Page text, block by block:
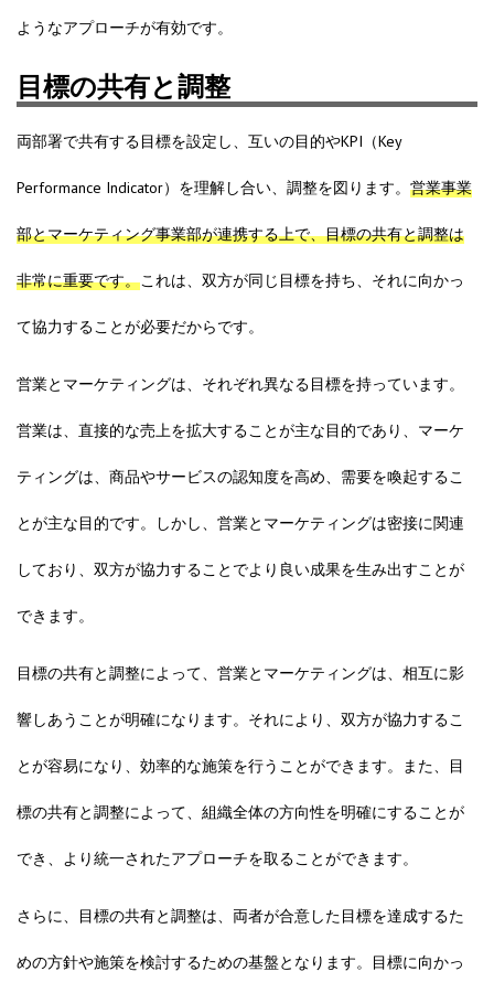
ようなアプローチが有効です。
目標の共有と調整
両部署で共有する目標を設定し、互いの目的やKPI（Key
Performance Indicator）を理解し合い、調整を図ります。 営業事業
部とマーケティング事業部が連携する上で、目標の共有と調整は
非常に重要です。これは、双方が同じ目標を持ち、それに向かっ
て協力することが必要だからです。
営業とマーケティングは、それぞれ異なる目標を持っています。
営業は、直接的な売上を拡大することが主な目的であり、マーケ
ティングは、商品やサービスの認知度を高め、需要を喚起するこ
とが主な目的です。しかし、営業とマーケティングは密接に関連
しており、双方が協力することでより良い成果を生み出すことが
できます。
目標の共有と調整によって、営業とマーケティングは、相互に影
響しあうことが明確になります。それにより、 双方が協力するこ
とが容易になり、効率的な施策を行うことができます。 また、目
標の共有と調整によって、組織全体の方向性を明確にすることが
でき、より統一されたアプローチを取ることができます。
さらに、目標の共有と調整は、両者が合意した目標を達成するた
めの方針や施策を検討するための基盤となります。目標に向かっ